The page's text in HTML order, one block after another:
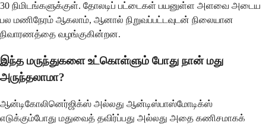
30 நிமிடங்களுக்குள். தோலடிப் பட்டைகள் பயனுள்ள அளவை அடைய
பல மணிநேரம் ஆகலாம், ஆனால் நிறுவப்பட்டவுடன் நிலையான
நிவாரணத்தை வழங்குகின்றன.
இந்த மருந்துகளை உட்கொள்ளும் போது நான் மது
அருந்தலாமா?
ஆன்டிகோலினெர்ஜிக்ஸ் அல்லது ஆன்டிஸ்பாஸ்மோடிக்ஸ்
எடுக்கும்போது மதுவைத் தவிர்ப்பது அல்லது அதை கணிசமாகக்